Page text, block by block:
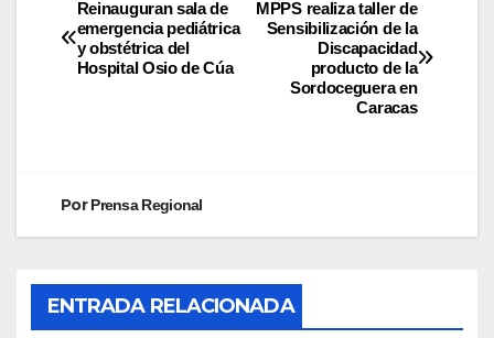
MPPS realiza taller de
Sensibilización de la
Discapacidad
producto de la
Sordoceguera en
Caracas
Reinauguran sala de
emergencia pediátrica
y obstétrica del
Hospital Osio de Cúa
PorPrensa Regional
ENTRADA RELACIONADA